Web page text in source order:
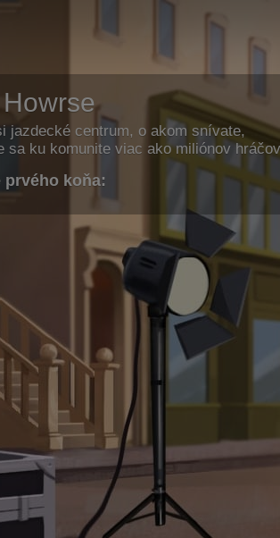
jazdecké centrum, o akom snívate,
sa ku komunite viac ako miliónov
prvého koňa: